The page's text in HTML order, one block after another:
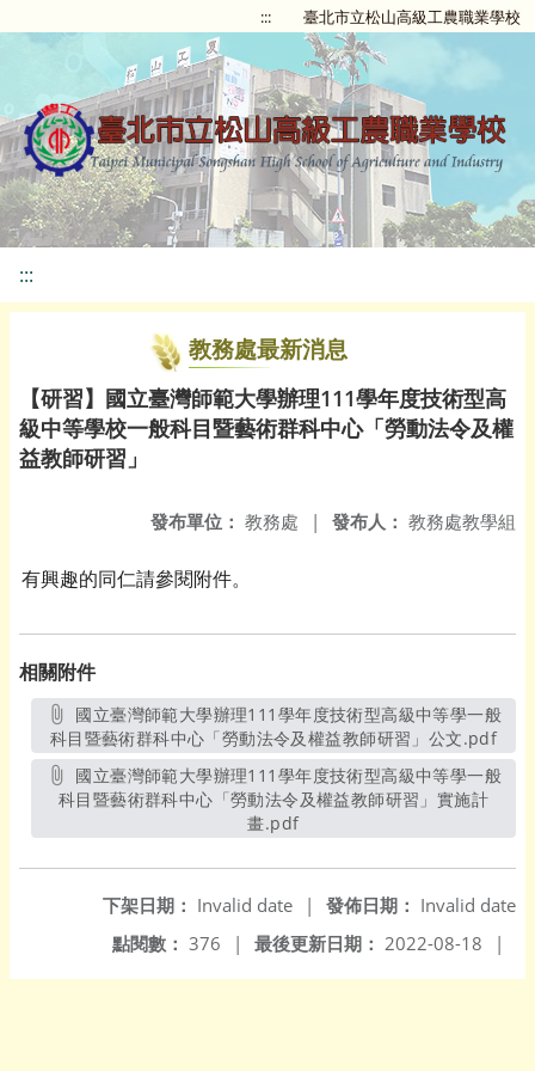
::: 臺北市立松山高級工農職業學校
:::
教務處最新消息
【研習】國立臺灣師範大學辦理111學年度技術型高
級中等學校一般科目暨藝術群科中心「勞動法令及權
益教師研習」
發布人： 教務處教學組
發布單位： 教務處 |
有興趣的同仁請參閱附件。
相關附件
科目暨藝術群科中心「勞動法令及權益教師研習」公文.pdf另開
科目暨藝術群科中心「勞動法令及權益教師研習」實施計
畫.pdf另開新視窗
發佈日期： Invalid date
下架日期： Invalid date
|
最後更新日期： 2022-08-18 |
點閱數： 376 |